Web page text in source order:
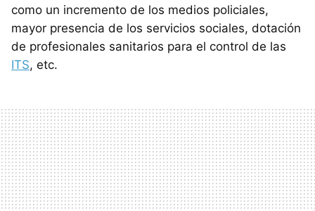
como un incremento de los medios policiales,
mayor presencia de los servicios sociales, dotación
de profesionales sanitarios para el control de las
ITS, etc.